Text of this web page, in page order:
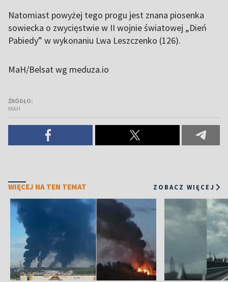
Natomiast powyżej tego progu jest znana piosenka
sowiecka o zwycięstwie w II wojnie światowej „Dień
Pabiedy” w wykonaniu Lwa Leszczenko (126).
MaH/Belsat wg meduza.io
ŹRÓDŁO:
MAH
WIĘCEJ NA TEN TEMAT ZOBACZ WIĘCEJ